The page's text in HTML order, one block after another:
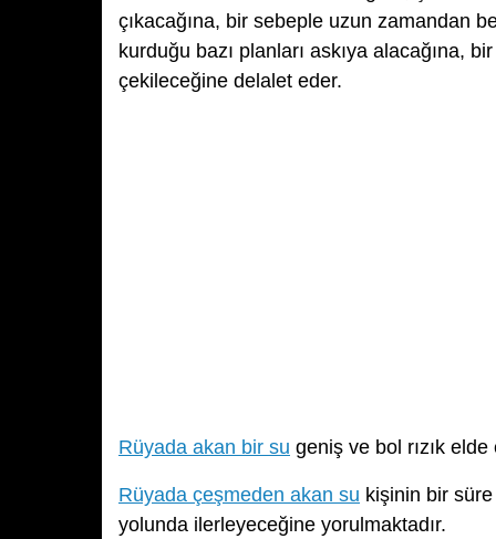
çıkacağına, bir sebeple uzun zamandan
kurduğu bazı planları askıya alacağına,
çekileceğine delalet eder.
Rüyada akan bir su geniş ve bol rızık
Rüyada çeşmeden akan su kişinin bir
yolunda ilerleyeceğine yorulmaktadır.